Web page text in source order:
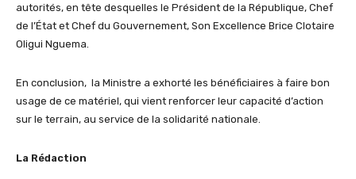
autorités, en tête desquelles le Président de la République, Chef
de l’État et Chef du Gouvernement, Son Excellence Brice Clotaire
Oligui Nguema.
En conclusion, la Ministre a exhorté les bénéficiaires à faire bon
usage de ce matériel, qui vient renforcer leur capacité d’action
sur le terrain, au service de la solidarité nationale.
La Rédaction